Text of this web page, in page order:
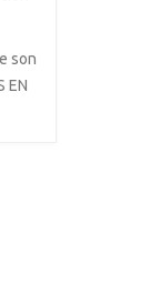
son
EN